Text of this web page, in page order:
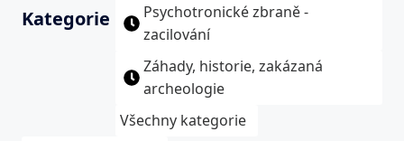
Kategorie
Psychotronické zbraně -
zacilování
Záhady, historie, zakázaná
archeologie
Všechny kategorie